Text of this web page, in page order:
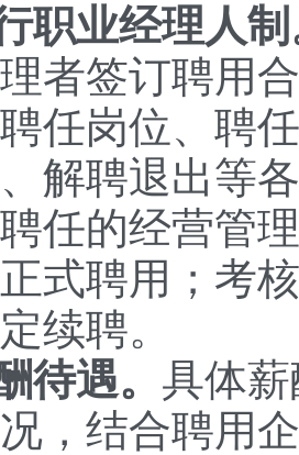
业经理人制
者签订聘用
任岗位、聘
解聘退出等
任的经营管
式聘用；考
续聘。
遇。 具体
，结合聘用